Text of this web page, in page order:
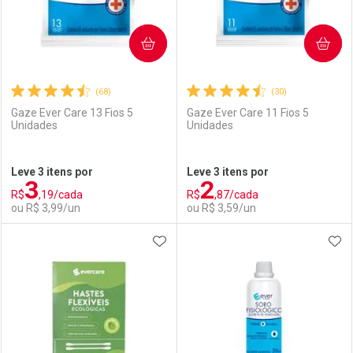
Comprar sem Desconto
Por R$ 2,87/cada
Comprar sem Desconto
Por R$ 2,87/cada
Comprar sem Desconto
Por R$ 91,99/cada
Comprar sem Desconto
Por R$ 91,99/cada
(68)
Gaze Ever Care 13 Fios 5
Unidades
Leve 3 itens por
R$3,19/cada
ou R$ 3,99/un
COMPRAR
Laboratório
Por Menos
(30)
Gaze Ever Care 11 Fios 5
Unidades
Leve 3 itens por
R$2,87/cada
ou R$ 3,59/un
COMPRAR
Laboratório
Por Menos
ADICIONAR AOS FAVORITOS